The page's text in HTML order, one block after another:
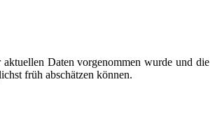
Daten vorgenommen wurde und die
früh abschätzen können.